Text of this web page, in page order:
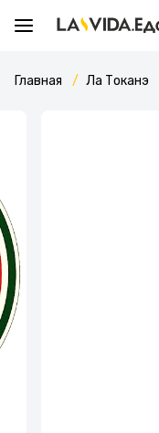
Главная Ла Токанэ